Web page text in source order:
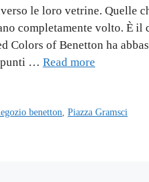
le loro vetrine. Quelle
completamente volto. È
Colors of Benetton ha
punti … Read more
benetton ,Piazza Gramsci